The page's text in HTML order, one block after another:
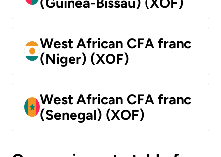
West African CFA franc
(Niger) (XOF)
West African CFA franc
(Senegal) (XOF)